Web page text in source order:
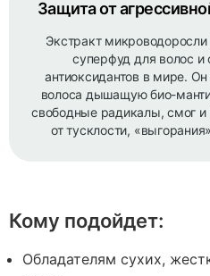
Защита от
Экстракт
суперфуд для волос и
антиоксидантов в мире.
волоса дышащую био-
свободные радикалы, смог
от тусклости,
Кому подойдет:
Обладателям сухих,